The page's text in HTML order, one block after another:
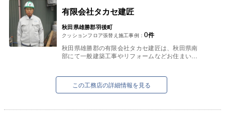
有限会社タカセ建匠
秋田県雄勝郡羽後町
クッションフロア張替え施工事例： 0件
秋田県雄勝郡の有限会社タカセ建匠は、秋田県南
部にて一般建築工事やリフォームなどお住まいに
この工務店の詳細情報を見る